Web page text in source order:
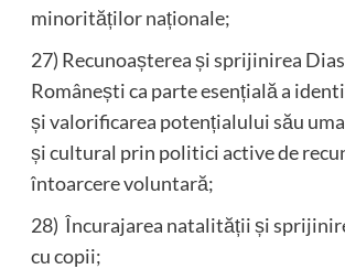
minorităților naționale;
27) Recunoașterea și sprijinirea
Românești ca parte esențială a
și valorificarea potențialului său
și cultural prin politici active de
întoarcere voluntară;
28) Încurajarea natalității și
cu copii;